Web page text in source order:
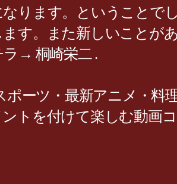
ります。ということで
す。また新しいことが
ラ→ 桐崎栄二 .
ーツ・最新アニメ・料
トを付けて楽しむ動画